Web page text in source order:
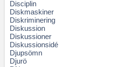
Disciplin
Diskmaskiner
Diskriminering
Diskussion
Diskussioner
Diskussionsidé
Djupsömn
Djurö